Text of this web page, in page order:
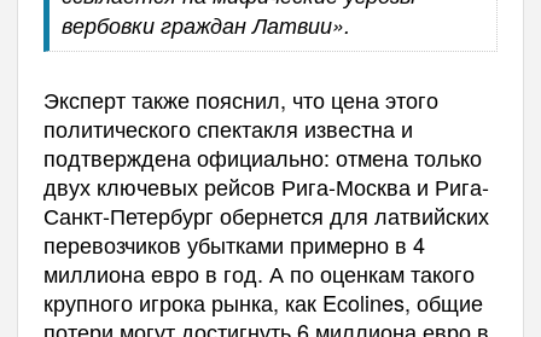
вербовки граждан Латвии».
Эксперт также пояснил, что цена этого
политического спектакля известна и
подтверждена официально: отмена только
двух ключевых рейсов Рига-Москва и Рига-
Санкт-Петербург обернется для латвийских
перевозчиков убытками примерно в 4
миллиона евро в год. А по оценкам такого
крупного игрока рынка, как Ecolines, общие